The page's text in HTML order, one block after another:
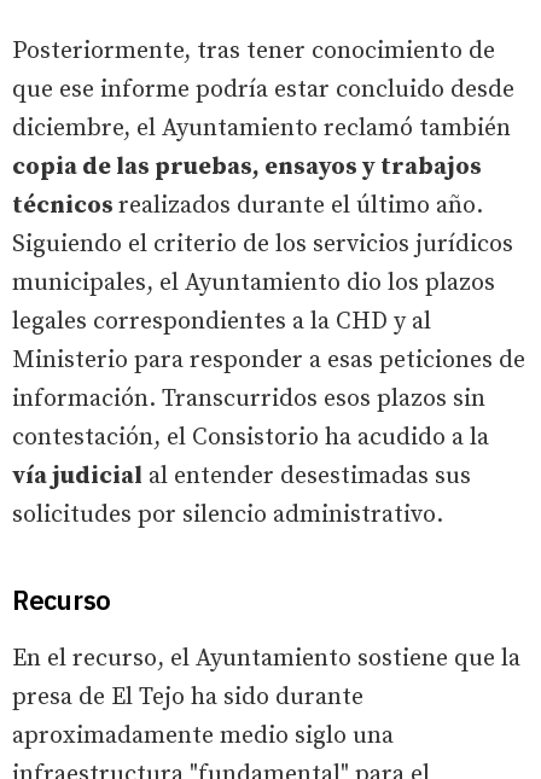
Posteriormente, tras tener conocimiento de
que ese informe podría estar concluido desde
diciembre, el Ayuntamiento reclamó también
copia de las pruebas, ensayos y trabajos
técnicos realizados durante el último año.
Siguiendo el criterio de los servicios jurídicos
municipales, el Ayuntamiento dio los plazos
legales correspondientes a la CHD y al
Ministerio para responder a esas peticiones de
información. Transcurridos esos plazos sin
contestación, el Consistorio ha acudido a la
vía judicial al entender desestimadas sus
solicitudes por silencio administrativo.
Recurso
En el recurso, el Ayuntamiento sostiene que la
presa de El Tejo ha sido durante
aproximadamente medio siglo una